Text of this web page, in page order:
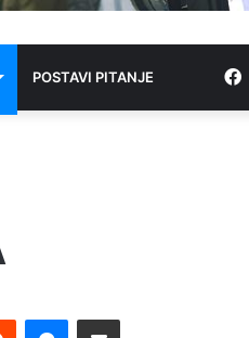
POSTAVI PITANJE